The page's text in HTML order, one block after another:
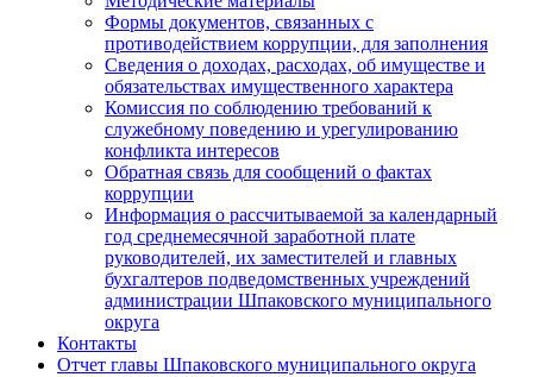
Формы документов, связанных с
противодействием коррупции, для заполнения
Сведения о доходах, расходах, об имуществе и
обязательствах имущественного характера
Комиссия по соблюдению требований к
служебному поведению и урегулированию
конфликта интересов
Обратная связь для сообщений о фактах
коррупции
Информация о рассчитываемой за календарный
год среднемесячной заработной плате
руководителей, их заместителей и главных
бухгалтеров подведомственных учреждений
администрации Шпаковского муниципального
округа
Контакты
Отчет главы Шпаковского муниципального округа